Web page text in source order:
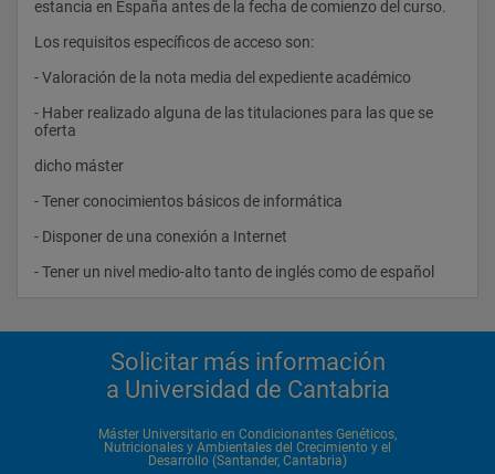
países del Espacio Europeo de Educación Superior.
Nutrición Perinatal / Neonatal
Patología Respiratoria Crónica, Genéticamente Condicionada,
y sus Efectos sobre el Desarrollo
Recién Nacidos de Alto Riesgo: Influencia de las Lesiones
Orgánicas, del Entorno Socioambiental y de la Nutrición
Prácticas Especializadas
Trabajo Fin de Máster
estancia en España antes de la fecha de comienzo del curso.
Los requisitos específicos de acceso son:
- Valoración de la nota media del expediente académico
- Haber realizado alguna de las titulaciones para las que se
oferta
dicho máster
- Tener conocimientos básicos de informática
- Disponer de una conexión a Internet
Solicitar más información
a Universidad de Cantabria
Máster Universitario en Condicionantes Genéticos,
Nutricionales y Ambientales del Crecimiento y el
Desarrollo (Santander, Cantabria)